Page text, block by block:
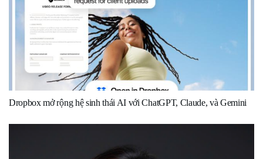
Dropbox mở rộng hệ sinh thái AI với ChatGPT, Claude, và Gemini